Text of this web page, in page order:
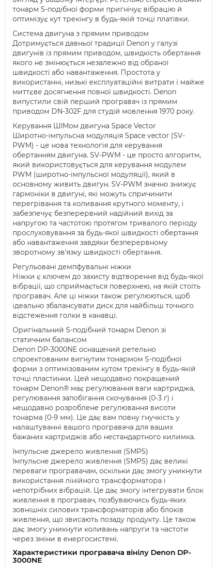
тонарм S-подібної форми пригнічує вібрацію й
оптимізує кут трекінгу в будь-якій точці платівки.
Система двигуна з прямим приводом
Дотримується давньої традиції Denon у галузі
двигунів із прямим приводом, швидкість обертання
якого не змінюється незалежно від обраної
швидкості або навантаження. Простота у
використанні, низькі експлуатаційні витрати і майже
миттєве досягнення повної швидкості. Denon
випустили свій перший програвач із прямим
приводом DN-302F для студій мовлення 1970 року.
Керування ШІМом двигуна Space Vector
Широтно-імпульсна модуляція Space vector (SV-
PWM) - це нова технологія для керування
обертанням двигуна. SV-PWM - це просто алгоритм,
який використовується для керування модулем
PWM (широтно-імпульсної модуляції), який в
основному живить двигун. SV-PWM значно знижує
гармоніки в двигуні, які можуть спричинити
перегрівання та коливання крутного моменту, і
забезпечує безперервний надійний вихід за
напругою та частотою протягом тривалого періоду
прослуховування за будь-якої швидкості обертання
або навантаження завдяки безперервному
зворотному зв'язку швидкості обертання.
Регульовані демпфувальні ніжки
Ніжки є ключем до захисту відтворення від будь-якої
вібрації, що сприймається поверхнею, на якій стоїть
програвач. Але ці ніжки також регулюються, щоб
ідеально збалансувати диск для найбільш точного
відстеження голки в канавці.
Оригінальний S-подібний тонарм Denon зі
статичним балансом
Denon DP-3000NE оснащений ретельно
спроектованим вигнутим тонармом S-подібної
форми з оптимізованим кутом трекінгу в будь-якій
точці пластинки. Цей нещодавно покращений
тонарм Denon® має регулювання ваги картриджа,
регулювання запобігання скочування (0-3 г) і
нещодавно розроблене регулювання висоти
тонарма (0-9 мм). Це дає вам повну гнучкість у
налаштуванні вашого програвача для ваших
бажаних картриджів або нестандартного килимка.
Імпульсне джерело живлення (SMPS)
Імпульсне джерело живлення (SMPS) дає великі
переваги програвачам, оскільки дає змогу уникнути
використання лінійного трансформатора і
непотрібних вібрацій. Це дає змогу інтегрувати блок
живлення в програвач, позбуваючись будь-яких
зовнішніх силових трансформаторів або блоків
живлення, що звисають позаду продукту. Це також
дає змогу уникнути коливань напруги та частоти
через зміни в енергосистемі.
Характеристики програвача вінілу Denon DP-
3000NE